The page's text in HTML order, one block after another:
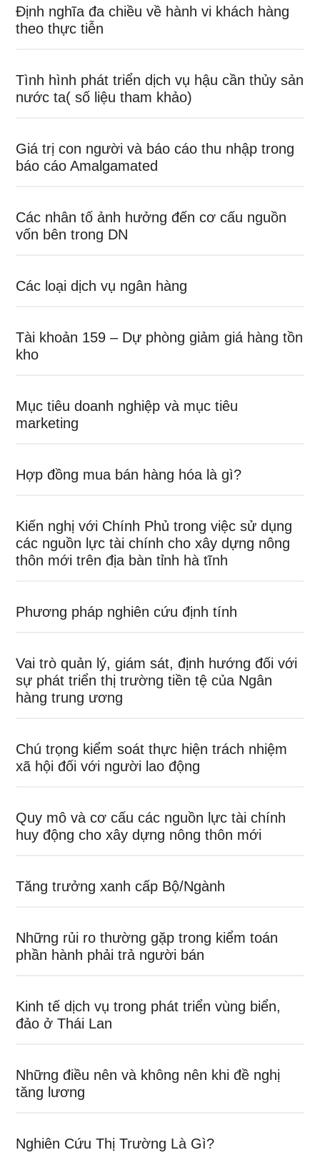
Định nghĩa đa chiều về hành vi khách hàng
theo thực tiễn
Tình hình phát triển dịch vụ hậu cần thủy sản
nước ta( số liệu tham khảo)
Giá trị con người và báo cáo thu nhập trong
báo cáo Amalgamated
Các nhân tố ảnh hưởng đến cơ cấu nguồn
vốn bên trong DN
Các loại dịch vụ ngân hàng
Tài khoản 159 – Dự phòng giảm giá hàng tồn
kho
Mục tiêu doanh nghiệp và mục tiêu
marketing
Hợp đồng mua bán hàng hóa là gì?
Kiến nghị với Chính Phủ trong việc sử dụng
các nguồn lực tài chính cho xây dựng nông
thôn mới trên địa bàn tỉnh hà tĩnh
Phương pháp nghiên cứu định tính
Vai trò quản lý, giám sát, định hướng đối với
sự phát triển thị trường tiền tệ của Ngân
hàng trung ương
Chú trọng kiểm soát thực hiện trách nhiệm
xã hội đối với người lao động
Quy mô và cơ cấu các nguồn lực tài chính
huy động cho xây dựng nông thôn mới
Tăng trưởng xanh cấp Bộ/Ngành
Những rủi ro thường gặp trong kiểm toán
phần hành phải trả người bán
Kinh tế dịch vụ trong phát triển vùng biển,
đảo ở Thái Lan
Những điều nên và không nên khi đề nghị
tăng lương
Nghiên Cứu Thị Trường Là Gì?